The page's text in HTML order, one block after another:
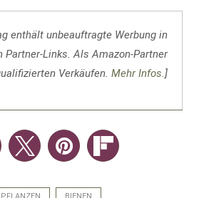
enthält unbeauftragte Werbung in
Partner-Links. Als Amazon-Partner
Verkäufen. Mehr Infos. ]
BIENEN